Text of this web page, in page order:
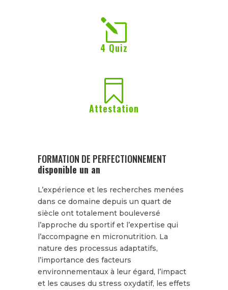
l
4 Quiz

Attestation
FORMATION DE PERFECTIONNEMENT
disponible un an
L’expérience et les recherches menées
dans ce domaine depuis un quart de
siècle ont totalement bouleversé
l’approche du sportif et l’expertise qui
l’accompagne en micronutrition. La
nature des processus adaptatifs,
l’importance des facteurs
environnementaux à leur égard, l’impact
et les causes du stress oxydatif, les effets